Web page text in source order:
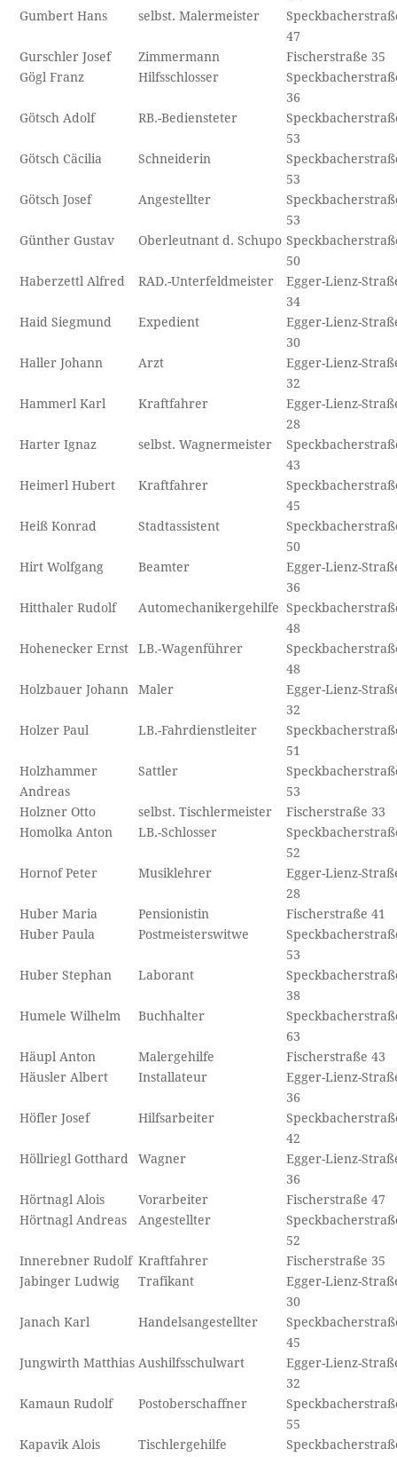
Gumbert Hans
selbst. Malermeister
47
Gurschler Josef
Zimmermann
Fischerstraße 35
Gögl Franz
Hilfsschlosser
36
Götsch Adolf
RB.-Bediensteter
53
Götsch Cäcilia
Schneiderin
53
Götsch Josef
Angestellter
53
Günther Gustav
Oberleutnant d. Schupo
50
Haberzettl Alfred
RAD.-Unterfeldmeister
Egger-Lienz-
34
Haid Siegmund
Expedient
Egger-Lienz-
30
Haller Johann
Arzt
Egger-Lienz-
32
Hammerl Karl
Kraftfahrer
Egger-Lienz-
28
Harter Ignaz
selbst. Wagnermeister
43
Heimerl Hubert
Kraftfahrer
45
Heiß Konrad
Stadtassistent
50
Hirt Wolfgang
Beamter
Egger-Lienz-
36
Hitthaler Rudolf
Automechanikergehilfe
48
Hohenecker Ernst
LB.-Wagenführer
48
Holzbauer Johann
Maler
Egger-Lienz-
32
Holzer Paul
LB.-Fahrdienstleiter
51
Holzhammer
Andreas
Sattler
53
Holzner Otto
selbst. Tischlermeister
Fischerstraße 33
Homolka Anton
LB.-Schlosser
52
Hornof Peter
Musiklehrer
Egger-Lienz-
28
Huber Maria
Pensionistin
Fischerstraße 41
Huber Paula
Postmeisterswitwe
53
Huber Stephan
Laborant
38
Humele Wilhelm
Buchhalter
63
Häupl Anton
Malergehilfe
Fischerstraße 43
Häusler Albert
Installateur
Egger-Lienz-
36
Höfler Josef
Hilfsarbeiter
42
Höllriegl Gotthard
Wagner
Egger-Lienz-
36
Hörtnagl Alois
Vorarbeiter
Fischerstraße 47
Hörtnagl Andreas
Angestellter
52
Innerebner Rudolf Kraftfahrer
Fischerstraße 35
Jabinger Ludwig
Trafikant
Egger-Lienz-
30
Janach Karl
Handelsangestellter
45
Jungwirth Matthias Aushilfsschulwart
Egger-Lienz-
32
Kamaun Rudolf
Postoberschaffner
55
Kapavik Alois
Tischlergehilfe